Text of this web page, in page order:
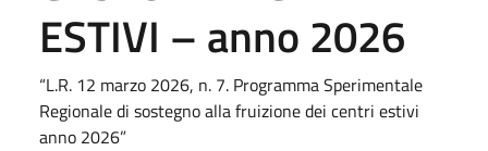
ESTIVI – anno 2026
“L.R. 12 marzo 2026, n. 7. Programma Sperimentale
Regionale di sostegno alla fruizione dei centri estivi
anno 2026”